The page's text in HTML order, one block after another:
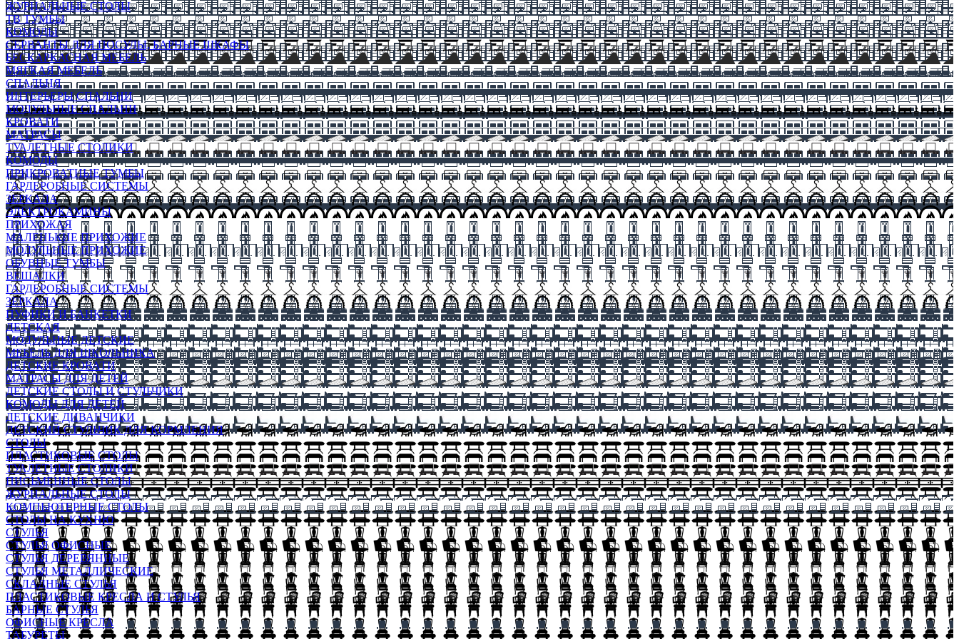
ЖУРНАЛЬНЫЕ СТОЛЫ
ТВ ТУМБЫ
КОМОДЫ
СЕРВАНТЫ ДЛЯ ПОСУДЫ, БАРНЫЕ ШКАФЫ
БЕСКАРКАСНАЯ МЕБЕЛЬ
МЯГКАЯ МЕБЕЛЬ
СПАЛЬНЯ
ИНТЕРЬЕРЫ СПАЛЬНИ
МОДУЛЬНЫЕ СПАЛЬНИ
КРОВАТИ
МАТРАСЫ
ТУАЛЕТНЫЕ СТОЛИКИ
КОМОДЫ
ПРИКРОВАТНЫЕ ТУМБЫ
ГАРДЕРОБНЫЕ СИСТЕМЫ
ЗЕРКАЛА
ЭЛЕКТРОКАМИНЫ
ПРИХОЖАЯ
МАЛЕНЬКИЕ ПРИХОЖИЕ
МОДУЛЬНЫЕ ПРИХОЖИЕ
ОБУВНЫЕ ТУМБЫ
ВЕШАЛКИ
ГАРДЕРОБНЫЕ СИСТЕМЫ
ЗЕРКАЛА
ПУФИКИ И БАНКЕТКИ
ДЕТСКАЯ
МОДУЛЬНЫЕ ДЕТСКИЕ
МЕБЕЛЬ ДЛЯ ШКОЛЬНИКА
ДЕТСКИЕ КРОВАТИ
МАТРАСЫ ДЛЯ ДЕТЕЙ
ДЕТСКИЕ СТОЛЫ И СТУЛЬЧИКИ
КОМОДЫ ДЛЯ ДЕТЕЙ
ДЕТСКИЕ ДИВАНЧИКИ
ДЕТСКИЙ СТУЛЬЧИК ДЛЯ КОРМЛЕНИЯ
СТОЛЫ
ПЛАСТИКОВЫЕ СТОЛЫ
ТУАЛЕТНЫЕ СТОЛИКИ
ПИСЬМЕННЫЕ СТОЛЫ
ЖУРНАЛЬНЫЕ СТОЛЫ
КОМПЬЮТЕРНЫЕ СТОЛЫ
СТОЛЫ НА КУХНЮ
СТУЛЬЯ
СТУЛЬЯ ОФИСНЫЕ
СТУЛЬЯ ДЕРЕВЯННЫЕ
СТУЛЬЯ МЕТАЛЛИЧЕСКИЕ
СКЛАДНЫЕ СТУЛЬЯ
ПЛАСТИКОВЫЕ КРЕСЛА И СТУЛЬЯ
БАРНЫЕ СТУЛЬЯ
ОФИСНЫЕ КРЕСЛА
ТАБУРЕТЫ